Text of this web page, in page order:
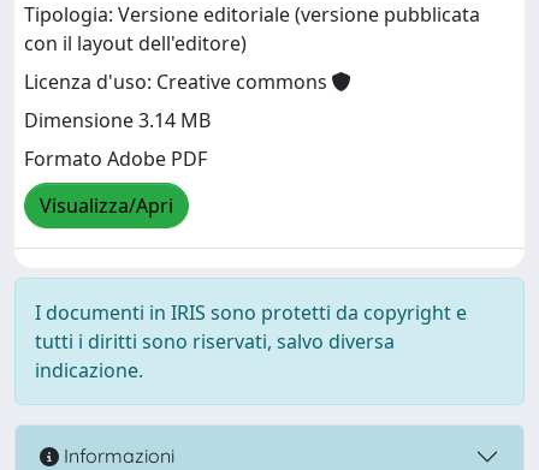
Tipologia: Versione editoriale (versione pubblicata
con il layout dell'editore)
Licenza d'uso: Creative commons
Dimensione 3.14 MB
Formato Adobe PDF
Visualizza/Apri
I documenti in IRIS sono protetti da copyright e
tutti i diritti sono riservati, salvo diversa
indicazione.
Informazioni